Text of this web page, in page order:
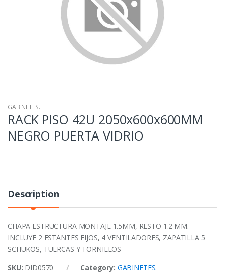
GABINETES.
RACK PISO 42U 2050x600x600MM
NEGRO PUERTA VIDRIO
Description
CHAPA ESTRUCTURA MONTAJE 1.5MM, RESTO 1.2 MM.
INCLUYE 2 ESTANTES FIJOS, 4 VENTILADORES, ZAPATILLA 5
SCHUKOS, TUERCAS Y TORNILLOS
SKU: DID0570 Category: GABINETES.